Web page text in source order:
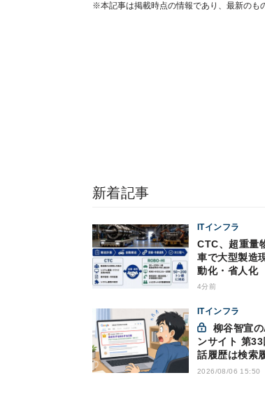
※本記事は掲載時点の情報であり、最新のも
新着記事
ITインフラ
CTC、超重量
車で大型製造
動化・省人化
4分前
ITインフラ
ンサイト 第
話履歴は検索
キー？今のう
2026/08/06 15:50